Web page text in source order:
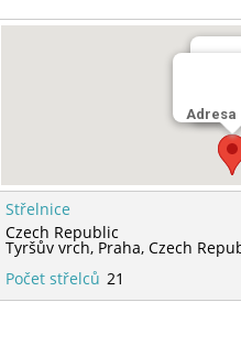
Adresa
Střelnice
Czech Republic
Tyršův vrch, Praha,Czech
Počet střelců 21